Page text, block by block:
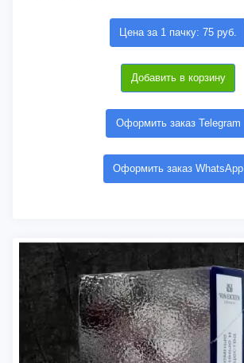
Цена за 1 пачку: 75 руб.
Добавить в корзину
Оформить заказ Telegram
Оформить заказ WhatsApp